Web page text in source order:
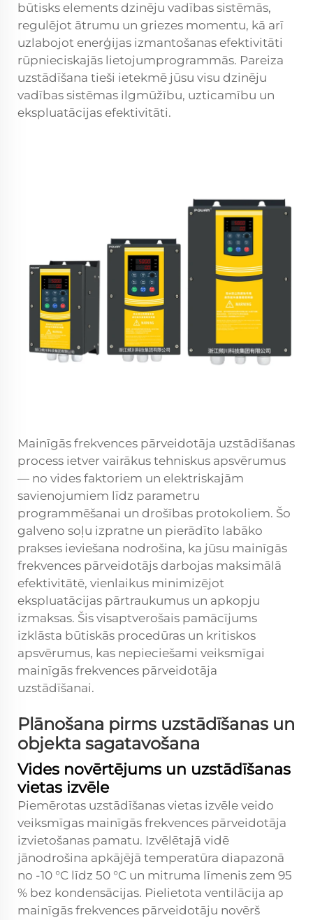
būtisks elements dzinēju vadības sistēmās,
regulējot ātrumu un griezes momentu, kā arī
uzlabojot enerģijas izmantošanas efektivitāti
rūpnieciskajās lietojumprogrammās. Pareiza
uzstādīšana tieši ietekmē jūsu visu dzinēju
vadības sistēmas ilgmūžību, uzticamību un
ekspluatācijas efektivitāti.
Mainīgās frekvences pārveidotāja uzstādīšanas
process ietver vairākus tehniskus apsvērumus
— no vides faktoriem un elektriskajām
savienojumiem līdz parametru
programmēšanai un drošības protokoliem. Šo
galveno soļu izpratne un pierādīto labāko
prakses ieviešana nodrošina, ka jūsu mainīgās
frekvences pārveidotājs darbojas maksimālā
efektivitātē, vienlaikus minimizējot
ekspluatācijas pārtraukumus un apkopju
izmaksas. Šis visaptverošais pamācījums
izklāsta būtiskās procedūras un kritiskos
apsvērumus, kas nepieciešami veiksmīgai
mainīgās frekvences pārveidotāja
uzstādīšanai.
Plānošana pirms uzstādīšanas un
objekta sagatavošana
Vides novērtējums un uzstādīšanas
vietas izvēle
Piemērotas uzstādīšanas vietas izvēle veido
veiksmīgas mainīgās frekvences pārveidotāja
izvietošanas pamatu. Izvēlētajā vidē
jānodrošina apkājējā temperatūra diapazonā
no -10 °C līdz 50 °C un mitruma līmenis zem 95
% bez kondensācijas. Pielietota ventilācija ap
mainīgās frekvences pārveidotāju novērš